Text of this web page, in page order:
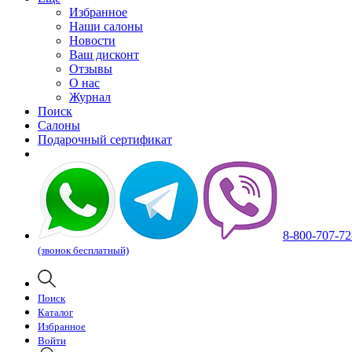
Избранное
Наши салоны
Новости
Ваш дисконт
Отзывы
О нас
Журнал
Поиск
Салоны
Подарочный сертификат
8-800-707-
(звонок бесплатный)
Поиск
Каталог
Избранное
Войти